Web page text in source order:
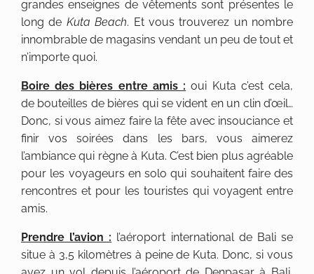
grandes enseignes de vêtements sont présentes le
long de Kuta Beach. Et vous trouverez un nombre
innombrable de magasins vendant un peu de tout et
n’importe quoi.
Boire des bières entre amis : oui Kuta c’est cela,
de bouteilles de bières qui se vident en un clin d’œil…
Donc, si vous aimez faire la fête avec insouciance et
finir vos soirées dans les bars, vous aimerez
l’ambiance qui règne à Kuta. C’est bien plus agréable
pour les voyageurs en solo qui souhaitent faire des
rencontres et pour les touristes qui voyagent entre
amis.
Prendre l’avion : l’aéroport international de Bali se
situe à 3,5 kilomètres à peine de Kuta. Donc, si vous